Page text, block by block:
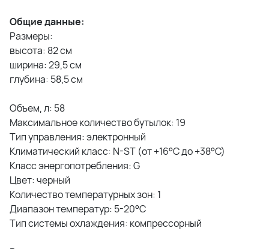
Общие данные:
Размеры:
высота: 82 см
ширина: 29,5 см
глубина: 58,5 см
Объем, л: 58
Максимальное количество бутылок: 19
Тип управления: электронный
Климатический класс: N-ST (от +16°C до +38°C)
Класс энергопотребления: G
Цвет: черный
Количество температурных зон: 1
Диапазон температур: 5-20°С
Тип системы охлаждения: компрессорный